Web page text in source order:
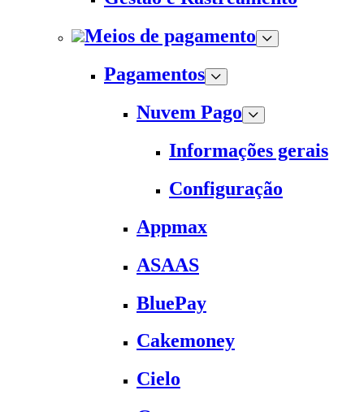
Meios de pagamento
Pagamentos
Nuvem Pago
Informações gerais
Configuração
Appmax
ASAAS
BluePay
Cakemoney
Cielo